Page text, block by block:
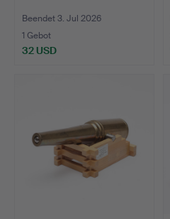
Beendet 3. Jul 2026
1 Gebot
32 USD